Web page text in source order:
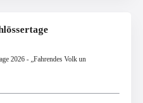
2026 - „Fahrendes Volk un